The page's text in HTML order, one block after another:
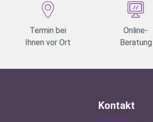
Termin bei
Ihnen vor Ort
Online-
Beratung
Kontakt